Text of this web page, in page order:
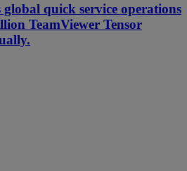
global quick service operations
TeamViewer Tensor